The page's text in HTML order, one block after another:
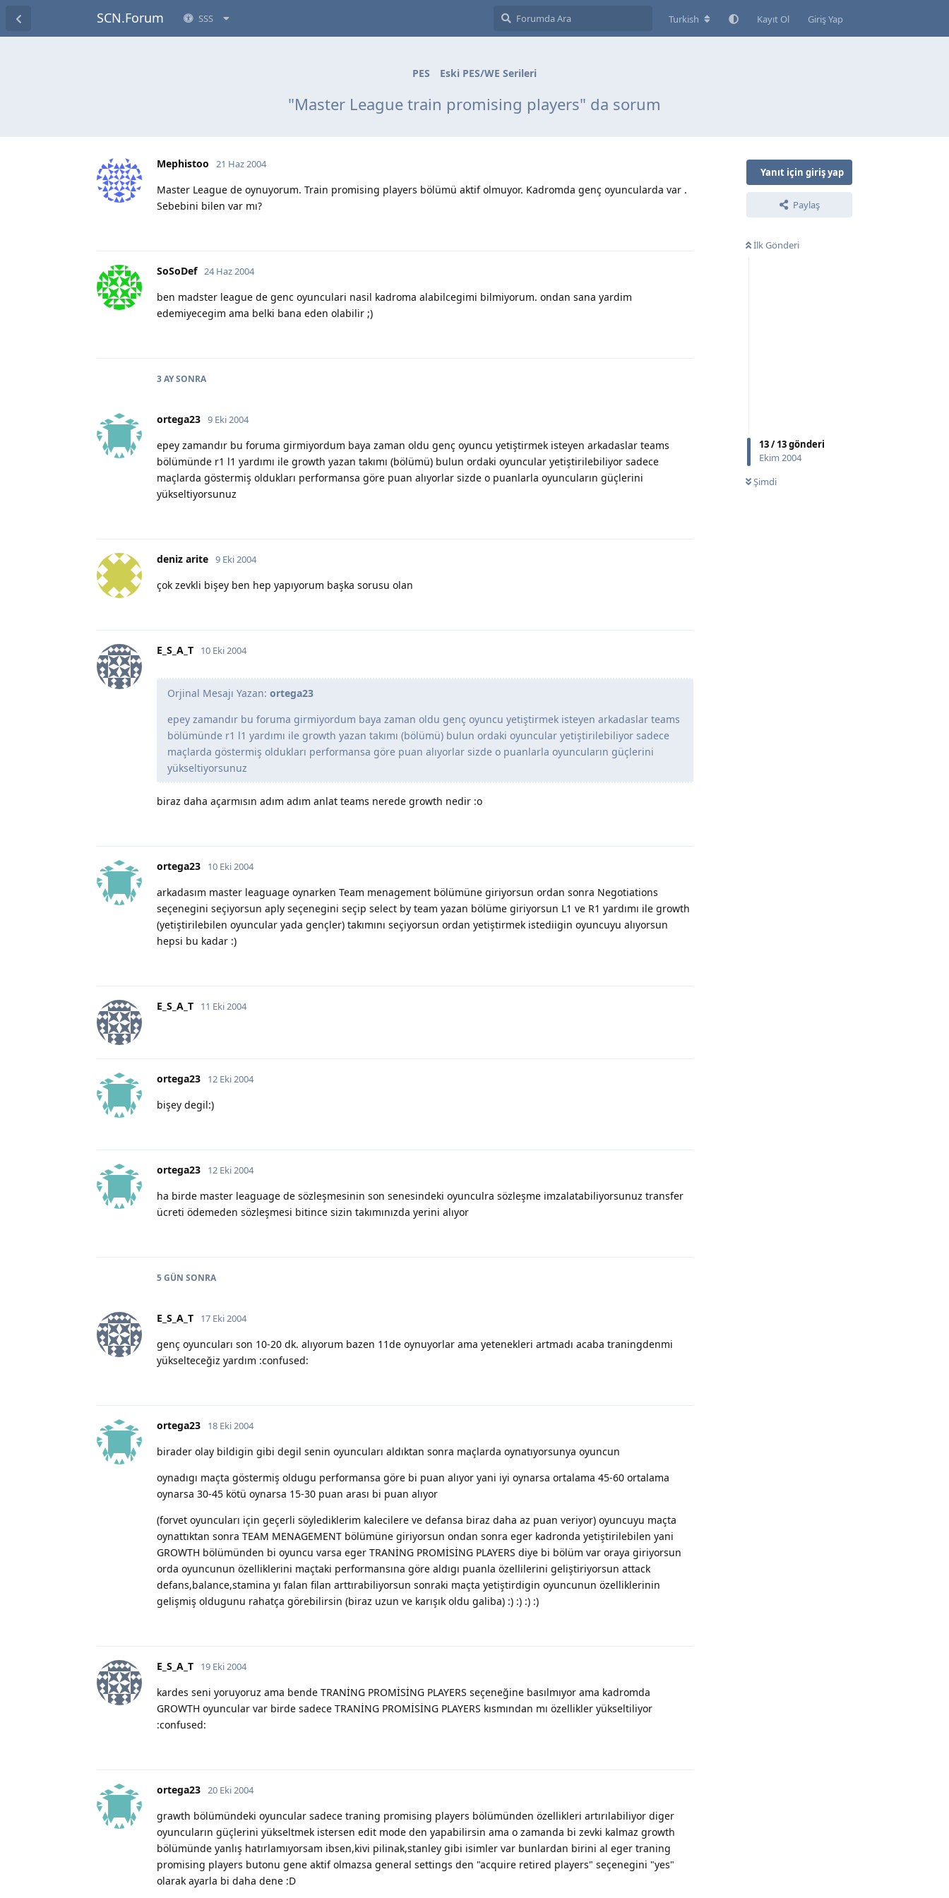
SCN.Forum SSS Turkish Kayıt Ol Giriş Yap
PES Eski PES/WE Serileri
"Master League train promising players" da sorum
Yanıt için giriş yap
Paylaş
İlk Gönderi
13/13gönderi
Ekim 2004
Şimdi
Mephistoo 21 Haz 2004
Master League de oynuyorum. Train promising players bölümü aktif olmuyor. Kadromda genç oyuncularda var .
Sebebini bilen var mı?
SoSoDef 24 Haz 2004
ben madster league de genc oyunculari nasil kadroma alabilcegimi bilmiyorum. ondan sana yardim
edemiyecegim ama belki bana eden olabilir ;)
3 AYSONRA
ortega23 9 Eki 2004
epey zamandır bu foruma girmiyordum baya zaman oldu genç oyuncu yetiştirmek isteyen arkadaslar teams
bölümünde r1 l1 yardımı ile growth yazan takımı (bölümü) bulun ordaki oyuncular yetiştirilebiliyor sadece
maçlarda göstermiş oldukları performansa göre puan alıyorlar sizde o puanlarla oyuncuların güçlerini
yükseltiyorsunuz
deniz arite 9 Eki 2004
çok zevkli bişey ben hep yapıyorum başka sorusu olan
E_S_A_T 10 Eki 2004
Orjinal Mesajı Yazan: ortega23
epey zamandır bu foruma girmiyordum baya zaman oldu genç oyuncu yetiştirmek isteyen arkadaslar teams
bölümünde r1 l1 yardımı ile growth yazan takımı (bölümü) bulun ordaki oyuncular yetiştirilebiliyor sadece
maçlarda göstermiş oldukları performansa göre puan alıyorlar sizde o puanlarla oyuncuların güçlerini
yükseltiyorsunuz
biraz daha açarmısın adım adım anlat teams nerede growth nedir :o
ortega23 10 Eki 2004
arkadasım master leaguage oynarken Team menagement bölümüne giriyorsun ordan sonra Negotiations
seçenegini seçiyorsun aply seçenegini seçip select by team yazan bölüme giriyorsun L1 ve R1 yardımı ile growth
(yetiştirilebilen oyuncular yada gençler) takımını seçiyorsun ordan yetiştirmek istediigin oyuncuyu alıyorsun
hepsi bu kadar :)
E_S_A_T 11 Eki 2004
ortega23 12 Eki 2004
bişey degil:)
ortega23 12 Eki 2004
ha birde master leaguage de sözleşmesinin son senesindeki oyunculra sözleşme imzalatabiliyorsunuz transfer
ücreti ödemeden sözleşmesi bitince sizin takımınızda yerini alıyor
5 GÜN SONRA
E_S_A_T 17 Eki 2004
genç oyuncuları son 10-20 dk. alıyorum bazen 11de oynuyorlar ama yetenekleri artmadı acaba traningdenmi
yükselteceğiz yardım :confused:
ortega23 18 Eki 2004
birader olay bildigin gibi degil senin oyuncuları aldıktan sonra maçlarda oynatıyorsunya oyuncun
oynadıgı maçta göstermiş oldugu performansa göre bi puan alıyor yani iyi oynarsa ortalama 45-60 ortalama
oynarsa 30-45 kötü oynarsa 15-30 puan arası bi puan alıyor
(forvet oyuncuları için geçerli söylediklerim kalecilere ve defansa biraz daha az puan veriyor) oyuncuyu maçta
oynattıktan sonra TEAM MENAGEMENT bölümüne giriyorsun ondan sonra eger kadronda yetiştirilebilen yani
GROWTH bölümünden bi oyuncu varsa eger TRANİNG PROMİSİNG PLAYERS diye bi bölüm var oraya giriyorsun
orda oyuncunun özelliklerini maçtaki performansına göre aldıgı puanla özellilerini geliştiriyorsun attack
defans,balance,stamina yı falan filan arttırabiliyorsun sonraki maçta yetiştirdigin oyuncunun özelliklerinin
gelişmiş oldugunu rahatça görebilirsin (biraz uzun ve karışık oldu galiba) :) :) :) :)
E_S_A_T 19 Eki 2004
kardes seni yoruyoruz ama bende TRANİNG PROMİSİNG PLAYERS seçeneğine basılmıyor ama kadromda
GROWTH oyuncular var birde sadece TRANİNG PROMİSİNG PLAYERS kısmından mı özellikler yükseltiliyor
:confused:
ortega23 20 Eki 2004
grawth bölümündeki oyuncular sadece traning promising players bölümünden özellikleri artırılabiliyor diger
oyuncuların güçlerini yükseltmek istersen edit mode den yapabilirsin ama o zamanda bi zevki kalmaz growth
bölümünde yanlış hatırlamıyorsam ibsen,kivi pilinak,stanley gibi isimler var bunlardan birini al eger traning
promising players butonu gene aktif olmazsa general settings den "acquire retired players" seçenegini "yes"
olarak ayarla bi daha dene :D